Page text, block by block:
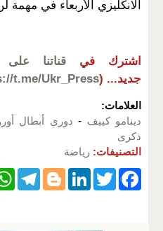
الانكليزي الأربعاء في
اشترك في قناتنا على
جديد... (
t.me/Ukr_Press
العلامات:
دينامو كييف - دوري أبطال
ذكرى
التصنيفات: رياضة
F
T
Li
Bl
T